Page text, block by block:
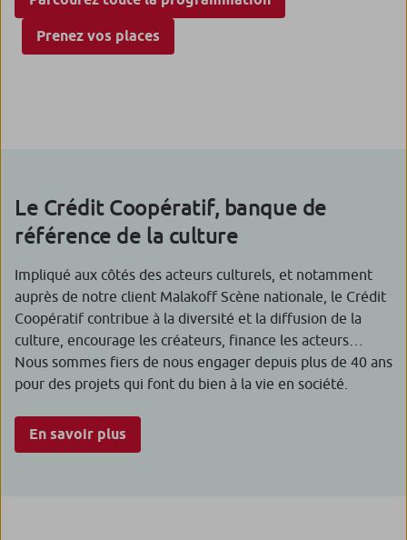
Prenez vos places
Le Crédit Coopératif, banque de
référence de la culture
Impliqué aux côtés des acteurs culturels, et notamment
auprès de notre client Malakoff Scène nationale, le Crédit
Coopératif contribue à la diversité et la diffusion de la
culture, encourage les créateurs, finance les acteurs…
Nous sommes fiers de nous engager depuis plus de 40 ans
pour des projets qui font du bien à la vie en société.
En savoir plus